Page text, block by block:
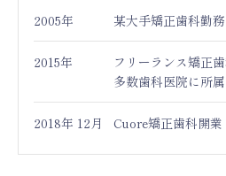
2005年 某大手矯正歯科勤務
2015年
フリーランス矯正
多数歯科医院に所属
2018年 12月 Cuore矯正歯科開業